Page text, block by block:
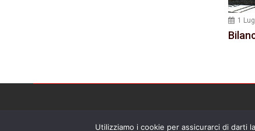
1
Utilizziamo i cookie per assicurarci di darti